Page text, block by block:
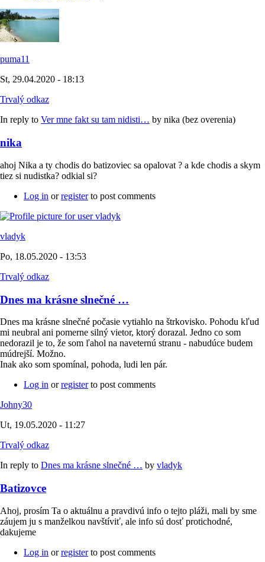
puma11
St, 29.04.2020 - 18:13
Trvalý odkaz
In reply to Ver mne fakt su tam nidisti… by nika (bez overenia)
nika
ahoj Nika a ty chodis do batizoviec sa opalovat ? a kde chodis a skym
tiez si nudistka? odkial si?
Log in orregisterto post comments
vladyk
Po, 18.05.2020 - 13:53
Trvalý odkaz
Dnes ma krásne slnečné …
Dnes ma krásne slnečné počasie vytiahlo na štrkovisko. Pohodu kľud
mi neubral ani pomerne silný vietor, ktorý dorazal. Jedno co som
nedorazil je to, že som ľahol na naveternú stranu - nabudúce budem
múdrejší. Možno.
Inak ako som spomínal, pohoda, ludi len pár.
Log in orregisterto post comments
Johny30
Ut, 19.05.2020 - 11:27
Trvalý odkaz
In reply to Dnes ma krásne slnečné … by vladyk
Batizovce
Ahoj, prosím Ta o aktuálnu a pravdivú info o tejto pláži, mali by sme
záujem ju s manželkou navštíviť, ale info sú dosť protichodné,
dakujeme
Log in orregisterto post comments